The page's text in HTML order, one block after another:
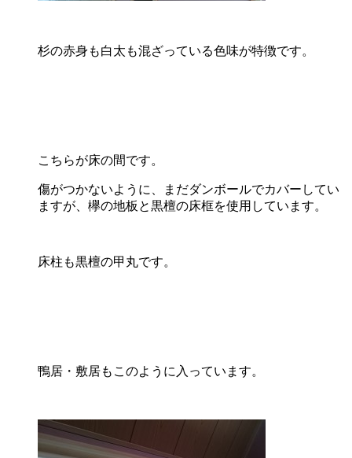
杉の赤身も白太も混ざっている色味が特徴です。
こちらが床の間です。
傷がつかないように、まだダンボールでカバーしてい
ますが、欅の地板と黒檀の床框を使用しています。
床柱も黒檀の甲丸です。
鴨居・敷居もこのように入っています。